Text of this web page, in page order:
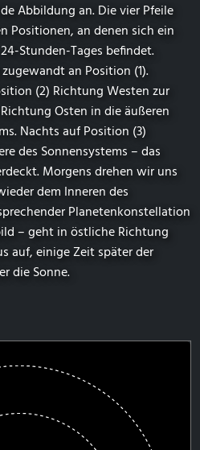
Abbildung an. Die vier Pfeile
Positionen, an denen sich ein
Stunden-Tages befindet.
an Position (1).
(2) Richtung Westen zur
Osten in die äußeren
Nachts auf Position (3)
des Sonnensystems – das
Morgens drehen wir uns
dem Inneren des
Planetenkonstellation
– geht in östliche Richtung
auf, einige Zeit später der
die Sonne.